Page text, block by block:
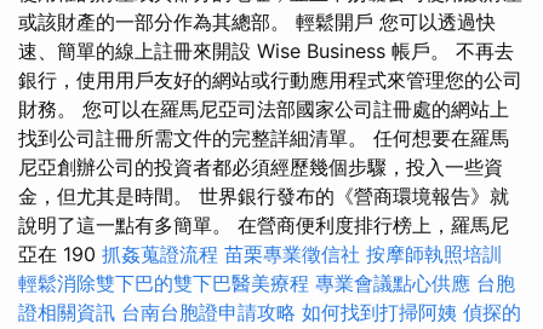
或該財產的一部分作為其總部。 輕鬆開戶 您可以透過快
速、簡單的線上註冊來開設 Wise Business 帳戶。 不再去
銀行，使用用戶友好的網站或行動應用程式來管理您的公司
財務。 您可以在羅馬尼亞司法部國家公司註冊處的網站上
找到公司註冊所需文件的完整詳細清單。 任何想要在羅馬
尼亞創辦公司的投資者都必須經歷幾個步驟，投入一些資
金，但尤其是時間。 世界銀行發布的《營商環境報告》就
說明了這一點有多簡單。 在營商便利度排行榜上，羅馬尼
亞在 190 抓姦蒐證流程 苗栗專業徵信社 按摩師執照培訓
輕鬆消除雙下巴的雙下巴醫美療程 專業會議點心供應 台胞
證相關資訊 台南台胞證申請攻略 如何找到打掃阿姨 偵探的